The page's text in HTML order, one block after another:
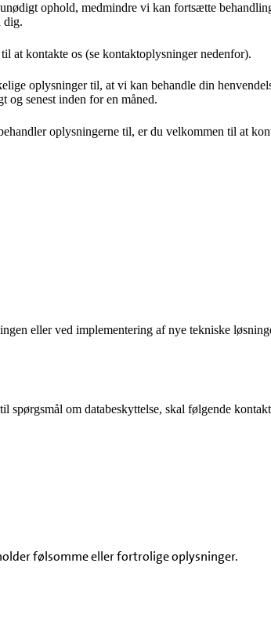
ophold, medmindre vi kan fortsætte
dig.
at kontakte os (se kontaktoplysninger nedenfor).
oplysninger til, at vi kan behandle din
og senest inden for en måned.
oplysningerne til, er du velkommen til at
eller ved implementering af nye tekniske
om databeskyttelse, skal følgende
følsomme eller fortrolige oplysninger.